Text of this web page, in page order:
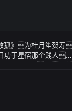
孤》为杜月笙贺寿
功于星宿那个贱人
的浓厚氛围7月16
当时人们的共识虽然